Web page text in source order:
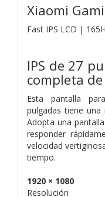
Xiaomi
Fast IPS LCD |
IPS de 27
completa
Esta pantalla
pulgadas tiene
Adopta una
responder
velocidad
tiempo.
1920 × 1080
Resolución